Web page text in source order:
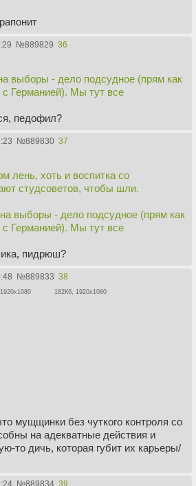
№889829 36
выборы - дело подсудное (прям как
с Германией). Мы тут все
педофил?
№889830 37
лень, хоть и воспитка со
студсоветов, чтобы шли.
выборы - дело подсудное (прям как
с Германией). Мы тут все
пидрюш?
№889833 38
182Кб, 1920x1080
мущщинки без чуткого контроля со
на адекватные действия и
то дичь, которая губит их карьеры/
№889834 39